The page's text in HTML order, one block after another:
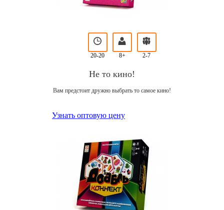
20-20 8+ 2-7
Не то кино!
Вам предстоит дружно выбрать то самое кино!
Узнать оптовую цену